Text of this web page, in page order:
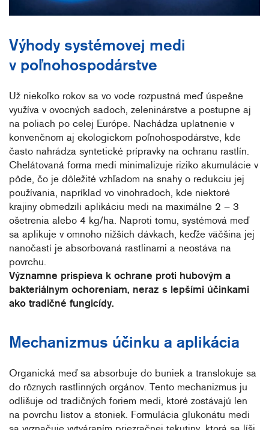
Výhody systémovej medi
v poľnohospodárstve
Už niekoľko rokov sa vo vode rozpustná meď úspešne
využíva v ovocných sadoch, zeleninárstve a postupne aj
na poliach po celej Európe. Nachádza uplatnenie v
konvenčnom aj ekologickom poľnohospodárstve, kde
často nahrádza syntetické prípravky na ochranu rastlín.
Chelátovaná forma medi minimalizuje riziko akumulácie v
pôde, čo je dôležité vzhľadom na snahy o redukciu jej
používania, napríklad vo vinohradoch, kde niektoré
krajiny obmedzili aplikáciu medi na maximálne 2 – 3
ošetrenia alebo 4 kg/ha. Naproti tomu, systémová meď
sa aplikuje v omnoho nižších dávkach, keďže väčšina jej
nanočastí je absorbovaná rastlinami a neostáva na
povrchu.
Významne prispieva k ochrane proti hubovým a
bakteriálnym ochoreniam, neraz s lepšími účinkami
ako tradičné fungicídy.
Mechanizmus účinku a aplikácia
Organická meď sa absorbuje do buniek a translokuje sa
do rôznych rastlinných orgánov. Tento mechanizmus ju
odlišuje od tradičných foriem medi, ktoré zostávajú len
na povrchu listov a stoniek. Formulácia glukonátu medi